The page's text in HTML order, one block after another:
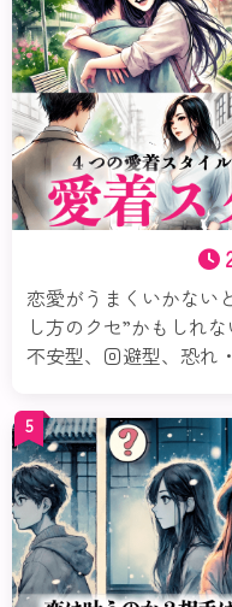
恋愛がうまくいかない
し方のクセ”かもしれ
不安型、回避型、恐れ
や心のパターンを紐解
もっとラクになるのよ
それじゃ愛着スタイル
5